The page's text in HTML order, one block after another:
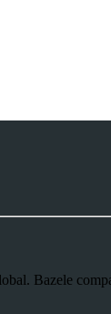
Bazele